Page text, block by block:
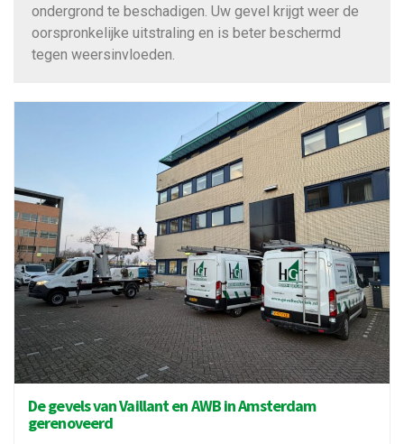
ondergrond te beschadigen. Uw gevel krijgt weer de
oorspronkelijke uitstraling en is beter beschermd
tegen weersinvloeden.
De gevels van Vaillant en AWB in Amsterdam
gerenoveerd